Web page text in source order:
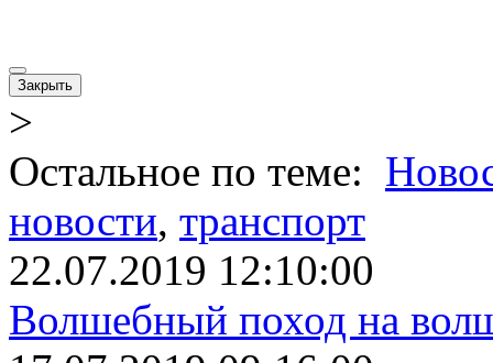
Закрыть
>
Остальное по теме:
новости, транспорт
22.07.2019 12:10:00
Волшебный поход на